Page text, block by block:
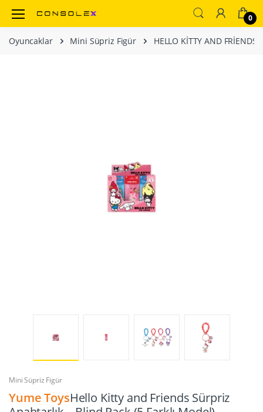
0
Oyuncaklar Mini Süpriz Figür HELLO KİTTY AND FRİENDS
Mini Süpriz Figür
Yume ToysHello Kitty and Friends Sürpriz